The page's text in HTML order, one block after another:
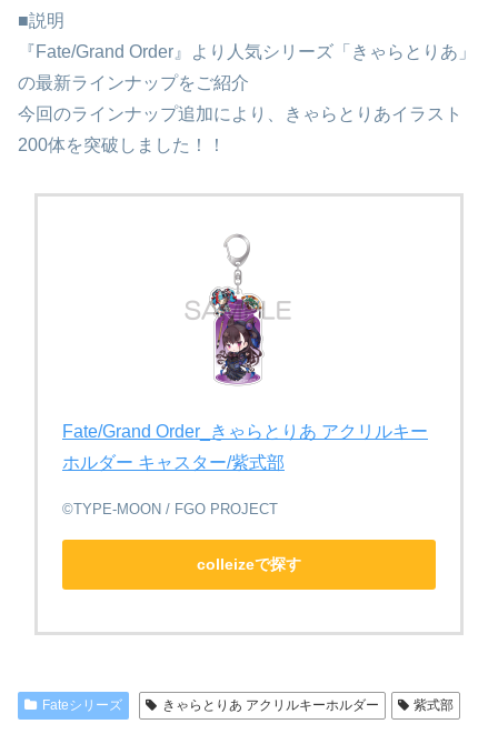
■説明
『Fate/Grand Order』より人気シリーズ「きゃらとりあ」
の最新ラインナップをご紹介
今回のラインナップ追加により、きゃらとりあイラスト
200体を突破しました！！
Fate/Grand Order_きゃらとりあ アクリルキー
ホルダー キャスター/紫式部
©TYPE-MOON / FGO PROJECT
colleizeで探す
Fateシリーズ きゃらとりあ アクリルキーホルダー 紫式部